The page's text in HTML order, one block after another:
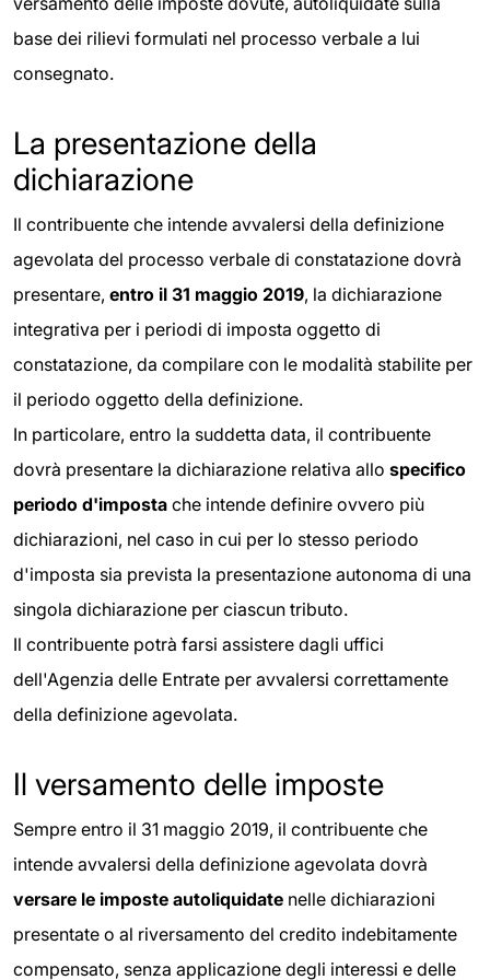
base dei rilievi formulati nel processo verbale a lui
consegnato.
La presentazione della
dichiarazione
Il contribuente che intende avvalersi della definizione
agevolata del processo verbale di constatazione dovrà
presentare, entro il 31 maggio 2019, la dichiarazione
integrativa per i periodi di imposta oggetto di
constatazione, da compilare con le modalità stabilite per
il periodo oggetto della definizione.
In particolare, entro la suddetta data, il contribuente
dovrà presentare la dichiarazione relativa allo specifico
periodo d'imposta che intende definire ovvero più
dichiarazioni, nel caso in cui per lo stesso periodo
d'imposta sia prevista la presentazione autonoma di una
singola dichiarazione per ciascun tributo.
Il contribuente potrà farsi assistere dagli uffici
dell'Agenzia delle Entrate per avvalersi correttamente
della definizione agevolata.
Il versamento delle imposte
Sempre entro il 31 maggio 2019, il contribuente che
intende avvalersi della definizione agevolata dovrà
versare le imposte autoliquidate nelle dichiarazioni
presentate o al riversamento del credito indebitamente
compensato, senza applicazione degli interessi e delle